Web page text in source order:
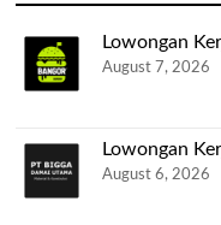
Lowongan
August 7, 2026
Lowongan
August 6, 2026